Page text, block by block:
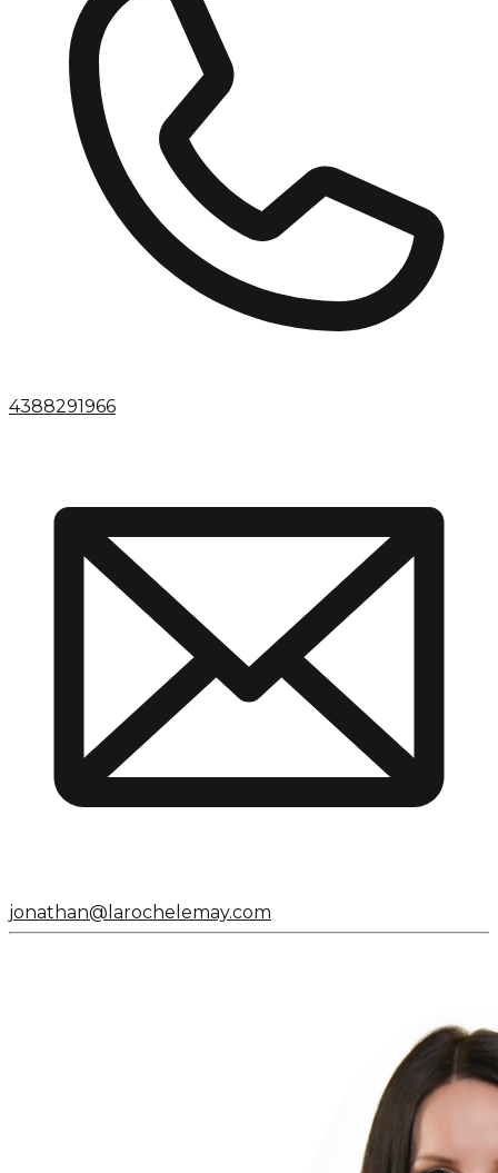
4388291966
jonathan@larochelemay.com